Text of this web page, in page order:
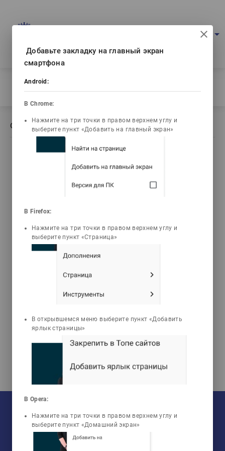
Рус arrow_drop_down
Главная
/
Описание книги Құрылыс өндірісінің технологиясы
Описание книги Құрылыс өндірісінің технологиясы
Содержание
library_books
Текст книги
video_library
Видео лекции
3D Анимации Задачи Тесты
Шамшыгайын
Болаткызы
На текущий момент:
У нас обучается960групп
Зарегистрировано50759 пользователей
456805 элементов
Мы в соцсетях:
Добавьте закладку на главный экран
смартфона
Android:
В Chrome:
Нажмите на три точки в правом верхнем углу и
выберите пункт «Добавить на главный экран»
В Firefox:
Нажмите на три точки в правом верхнем углу и
выберите пункт «Страница»
В открывшемся меню выберите пункт «Добавить
ярлык страницы»
В Opera:
Нажмите на три точки в правом верхнем углу и
выберите пункт «Домашний экран»